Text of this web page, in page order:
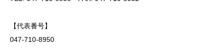
【代表番号】
047-710-8950